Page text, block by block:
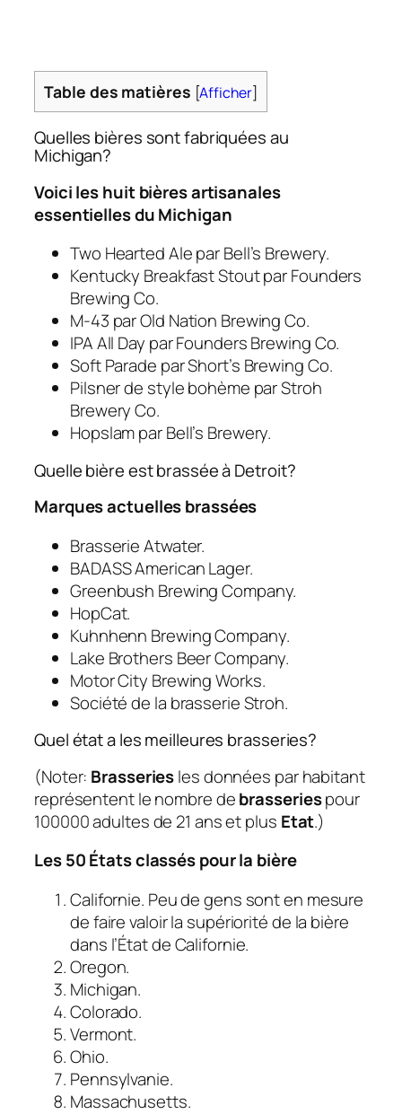
Table des matières [Afficher]
Quelles bières sont fabriquées au
Michigan?
Voici les huit bières artisanales
essentielles du Michigan
Two Hearted Ale par Bell’s Brewery.
Kentucky Breakfast Stout par Founders
Brewing Co.
M-43 par Old Nation Brewing Co.
IPA All Day par Founders Brewing Co.
Soft Parade par Short’s Brewing Co.
Pilsner de style bohème par Stroh
Brewery Co.
Hopslam par Bell’s Brewery.
Quelle bière est brassée à Detroit?
Marques actuelles brassées
Brasserie Atwater.
BADASS American Lager.
Greenbush Brewing Company.
HopCat.
Kuhnhenn Brewing Company.
Lake Brothers Beer Company.
Motor City Brewing Works.
Société de la brasserie Stroh.
Quel état a les meilleures brasseries?
(Noter: Brasseriesles données par habitant
représentent le nombre debrasseriespour
100000 adultes de 21 ans et plus Etat.)
Les 50 États classés pour la bière
Californie. Peu de gens sont en mesure
de faire valoir la supériorité de la bière
dans l’État de Californie.
Oregon.
Michigan.
Colorado.
Vermont.
Ohio.
Pennsylvanie.
Massachusetts.